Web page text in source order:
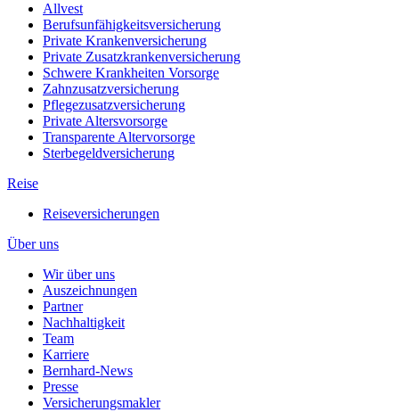
Allvest
Berufsunfähigkeitsversicherung
Private Krankenversicherung
Private Zusatzkrankenversicherung
Schwere Krankheiten Vorsorge
Zahnzusatzversicherung
Pflegezusatzversicherung
Private Altersvorsorge
Transparente Altervorsorge
Sterbegeldversicherung
Reise
Reiseversicherungen
Über uns
Wir über uns
Auszeichnungen
Partner
Nachhaltigkeit
Team
Karriere
Bernhard-News
Presse
Versicherungsmakler